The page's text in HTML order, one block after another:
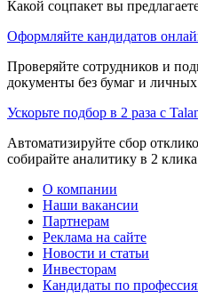
Какой соцпакет вы
Оформляйте кандидатов
Проверяйте сотрудников и
документы без бумаг и личных
Ускорьте подбор в 2 раза с
Автоматизируйте сбор
собирайте аналитику в 2 клика
О компании
Наши вакансии
Партнерам
Реклама на сайте
Новости и статьи
Инвесторам
Кандидаты по